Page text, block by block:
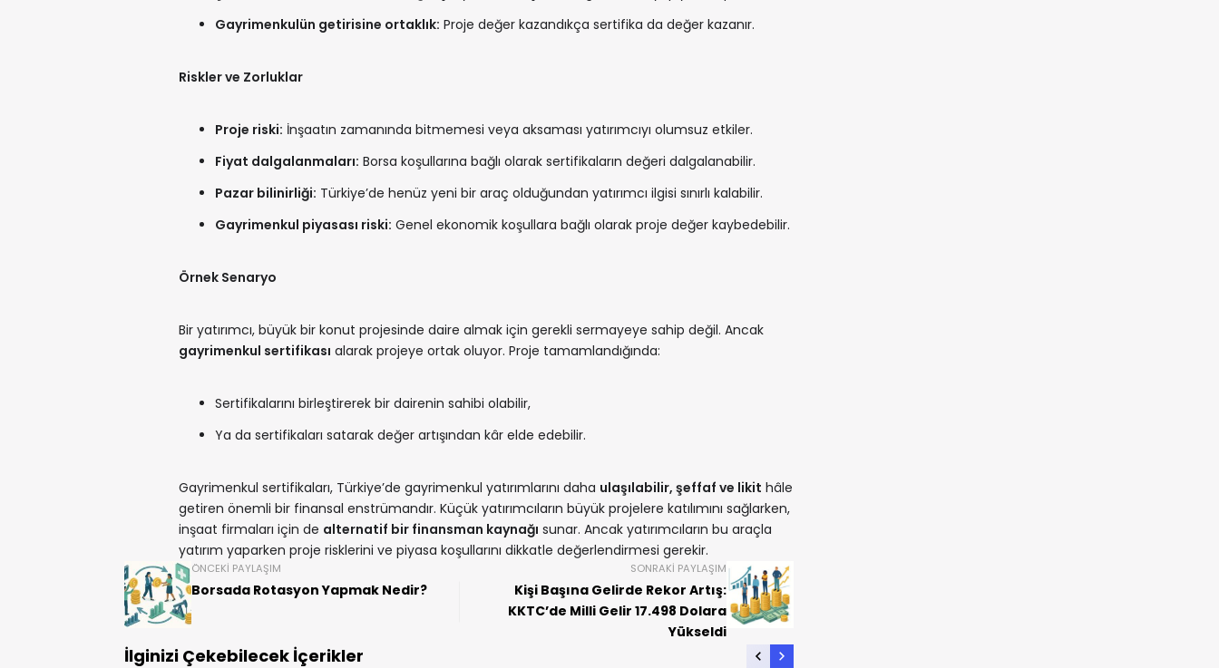
Gayrimenkulün getirisine ortaklık: Proje değer kazandıkça sertifika da değer kazanır.
Riskler ve Zorluklar
Proje riski: İnşaatın zamanında bitmemesi veya aksaması yatırımcıyı olumsuz etkiler.
Fiyat dalgalanmaları: Borsa koşullarına bağlı olarak sertifikaların değeri dalgalanabilir.
Pazar bilinirliği: Türkiye’de henüz yeni bir araç olduğundan yatırımcı ilgisi sınırlı kalabilir.
Gayrimenkul piyasası riski: Genel ekonomik koşullara bağlı olarak proje değer kaybedebilir.
Örnek Senaryo
Bir yatırımcı, büyük bir konut projesinde daire almak için gerekli sermayeye sahip değil. Ancak
gayrimenkul sertifikası alarak projeye ortak oluyor. Proje tamamlandığında:
Sertifikalarını birleştirerek bir dairenin sahibi olabilir,
Ya da sertifikaları satarak değer artışından kâr elde edebilir.
Gayrimenkul sertifikaları, Türkiye’de gayrimenkul yatırımlarını daha ulaşılabilir, şeffaf ve likit hâle
getiren önemli bir finansal enstrümandır. Küçük yatırımcıların büyük projelere katılımını sağlarken,
inşaat firmaları için de alternatif bir finansman kaynağı sunar. Ancak yatırımcıların bu araçla
yatırım yaparken proje risklerini ve piyasa koşullarını dikkatle değerlendirmesi gerekir.
ÖNCEKI PAYLAŞIM
Borsada Rotasyon Yapmak Nedir?
SONRAKI PAYLAŞIM
Kişi Başına Gelirde Rekor Artış:
KKTC’de Milli Gelir 17.498 Dolara
Yükseldi
İlginizi Çekebilecek İçerikler